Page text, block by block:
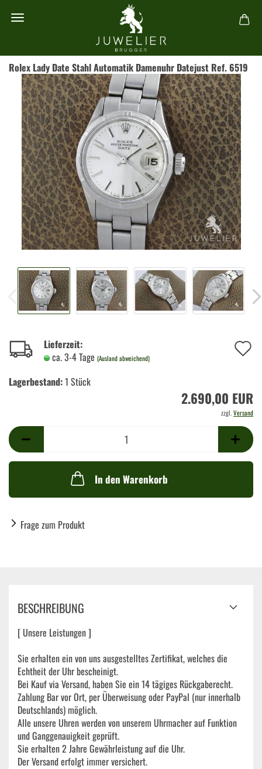
Rolex Lady Date Stahl Automatik Damenuhr Datejust Ref. 6519
Lieferzeit:
ca. 3-4 Tage (Ausland abweichend)
Lagerbestand:1 Stück
2.690,00 EUR
zzgl.Versand
In den Warenkorb
Frage zum Produkt
BESCHREIBUNG
[ Unsere Leistungen ]
Sie erhalten ein von uns ausgestelltes Zertifikat, welches die
Echtheit der Uhr bescheinigt.
Bei Kauf via Versand, haben Sie ein 14 tägiges Rückgaberecht.
Zahlung Bar vor Ort, per Überweisung oder PayPal (nur innerhalb
Deutschlands) möglich.
Alle unsere Uhren werden von unserem Uhrmacher auf Funktion
und Ganggenauigkeit geprüft.
Sie erhalten 2 Jahre Gewährleistung auf die Uhr.
Der Versand erfolgt immer versichert.